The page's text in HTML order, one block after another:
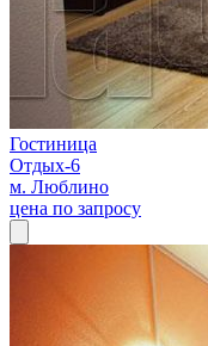
Гостиница
Отдых-6
м. Люблино
цена по запросу